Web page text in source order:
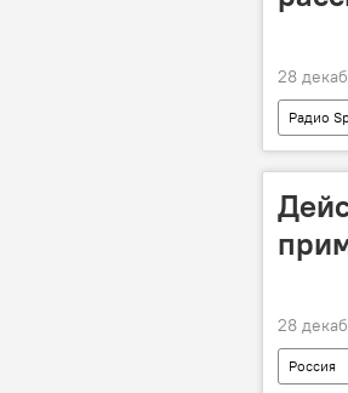
28
Радио
28
Россия